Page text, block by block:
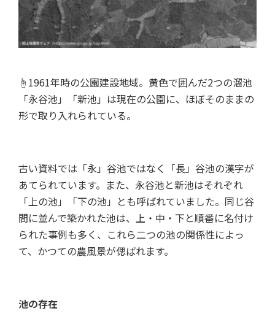
☝1961年時の公園建設地域。黄色で囲んだ2つの溜池
「永谷池」「新池」は現在の公園に、ほぼそのままの
形で取り入れられている。
古い資料では「永」谷池ではなく「長」谷池の漢字が
あてられています。また、永谷池と新池はそれぞれ
「上の池」「下の池」とも呼ばれていました。同じ谷
間に並んで築かれた池は、上・中・下と順番に名付け
られた事例も多く、これら二つの池の関係性によっ
て、かつての農風景が偲ばれます。
池の存在